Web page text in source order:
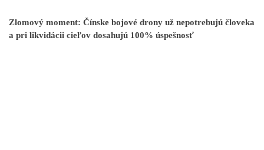
Zlomový moment: Čínske bojové drony už nepotrebujú človeka
a pri likvidácii cieľov dosahujú 100% úspešnosť